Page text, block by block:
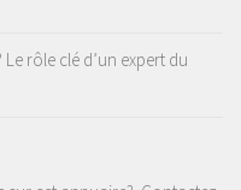
rôle clé d’un expert du